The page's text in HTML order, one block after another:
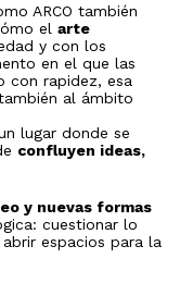
ARCO también
el arte
y con los
en el que las
con rapidez, esa
al ámbito
lugar donde se
confluyen ideas,
y nuevas formas
cuestionar lo
espacios para la